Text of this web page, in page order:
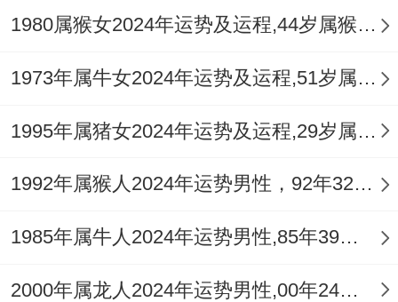
等五行属金水的行业，在2026年可能面临较
系数增高，若非有极强的条件、与独特模
度喜用水，则需另当别论，但整体仍需稳扎
稳打。
四、流年神煞与创业时机点
1980属猴女2024年运势及运程,44岁属猴人2024全年每月运势女性如何
1973年属牛女2024年运势及运程,51岁属牛人2024全年每月运势女性如何
1995年属猪女2024年运势及运程,29岁属猪人2024全年每月运势女性如何
1992年属猴人2024年运势男性，92年32岁属猴男2024年每月运程怎么样
1985年属牛人2024年运势男性,85年39岁属牛男2024年每月运程怎么样
2000年属龙人2024年运势男性,00年24岁属龙男2024年每月运程怎么样